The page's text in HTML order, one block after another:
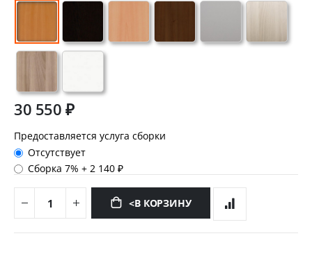
30 550 ₽
Предоставляется услуга сборки
Отсутствует
Сборка 7%+2 140 ₽
<В КОРЗИНУ